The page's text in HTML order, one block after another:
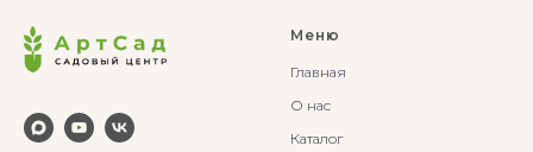
Меню
Главная
О нас
Каталог